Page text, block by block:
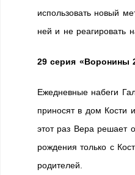
использовать новый
ней и не реагировать
29 серия «Воронины
Ежедневные набеги
приносят в дом
этот раз Вера решает
рождения только с
родителей.